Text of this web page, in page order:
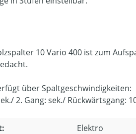
10 Vario 400 ist zum
über Spaltgeschwindigkeiten:
2. Gang: sek./ Rückwärtsgang:
Elektro